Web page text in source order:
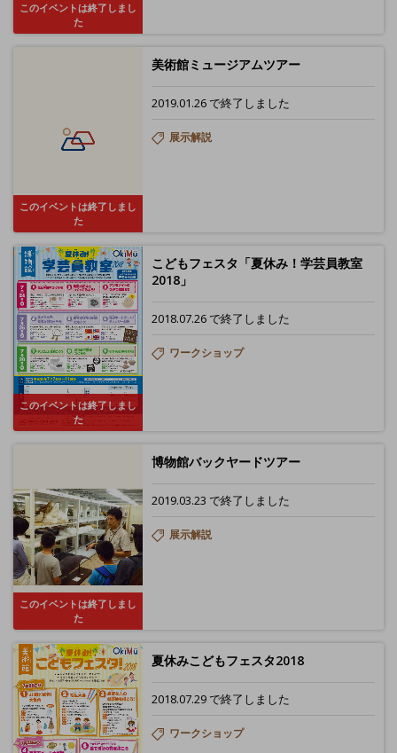
このイベントは終了しまし
た
このイベントは終了しまし
た
美術館ミュージアムツアー
2019.01.26 で終了しました
展示解説
このイベントは終了しまし
た
こどもフェスタ「夏休み！学芸員教室
2018」
2018.07.26 で終了しました
ワークショップ
このイベントは終了しまし
た
博物館バックヤードツアー
2019.03.23 で終了しました
展示解説
夏休みこどもフェスタ2018
2018.07.29 で終了しました
ワークショップ